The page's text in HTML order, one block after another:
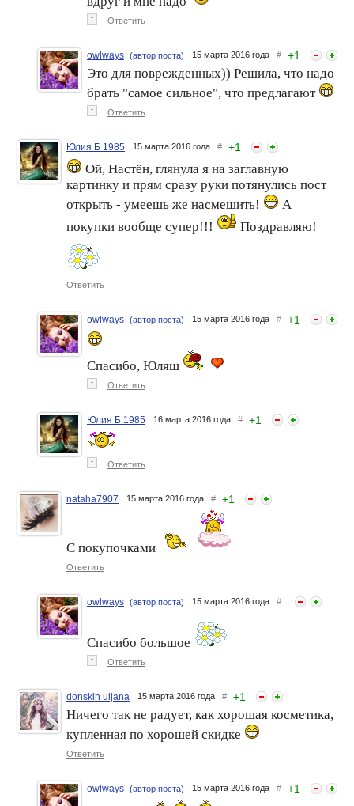
↑ Ответить
owlways (автор поста) 15 марта 2016 года # +1
Это для поврежденных)) Решила, что надо
брать "самое сильное", что предлагают
↑ Ответить
Юлия Б 1985 15 марта 2016 года # +1
Ой, Настён, глянула я на заглавную
картинку и прям сразу руки потянулись пост
открыть - умеешь же насмешить!
А
покупки вообще супер!!!
Поздравляю!
Ответить
owlways (автор поста) 15 марта 2016 года # +1
Спасибо, Юляш
↑ Ответить
Юлия Б 1985 16 марта 2016 года # +1
↑ Ответить
nataha7907 15 марта 2016 года # +1
С покупочками
Ответить
owlways (автор поста) 15 марта 2016 года #
Спасибо большое
↑ Ответить
donskih uljana 15 марта 2016 года # +1
Ничего так не радует, как хорошая косметика,
купленная по хорошей скидке
Ответить
owlways (автор поста) 15 марта 2016 года # +1